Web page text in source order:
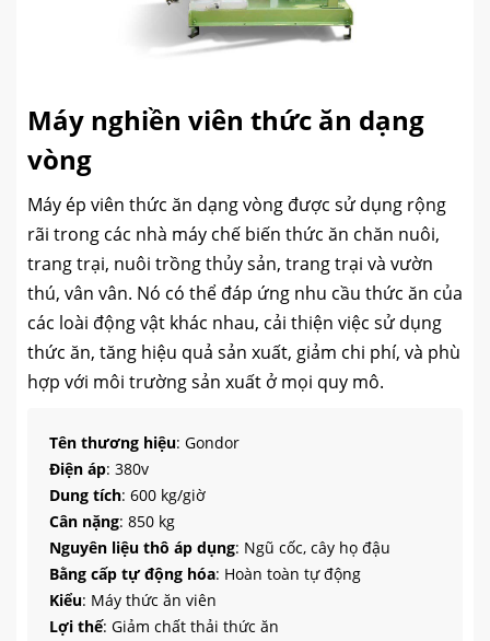
Máy nghiền viên thức ăn dạng
vòng
Máy ép viên thức ăn dạng vòng được sử dụng rộng
rãi trong các nhà máy chế biến thức ăn chăn nuôi,
trang trại, nuôi trồng thủy sản, trang trại và vườn
thú, vân vân. Nó có thể đáp ứng nhu cầu thức ăn của
các loài động vật khác nhau, cải thiện việc sử dụng
thức ăn, tăng hiệu quả sản xuất, giảm chi phí, và phù
hợp với môi trường sản xuất ở mọi quy mô.
Tên thương hiệu: Gondor
Điện áp: 380v
Dung tích: 600 kg/giờ
Cân nặng: 850 kg
Nguyên liệu thô áp dụng: Ngũ cốc, cây họ đậu
Bằng cấp tự động hóa: Hoàn toàn tự động
Kiểu: Máy thức ăn viên
Lợi thế: Giảm chất thải thức ăn